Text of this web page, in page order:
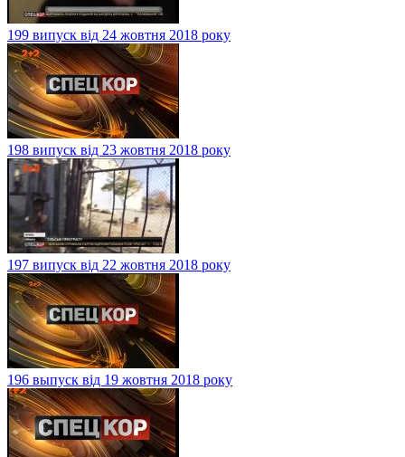
199 випуск від 24 жовтня 2018 року
198 випуск від 23 жовтня 2018 року
197 випуск від 22 жовтня 2018 року
196 выпуск від 19 жовтня 2018 року